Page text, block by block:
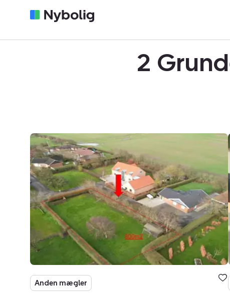
2
Helårsgrund:
Bogfinkevej
2,
7760
Hurup
Thy
Anden mægler